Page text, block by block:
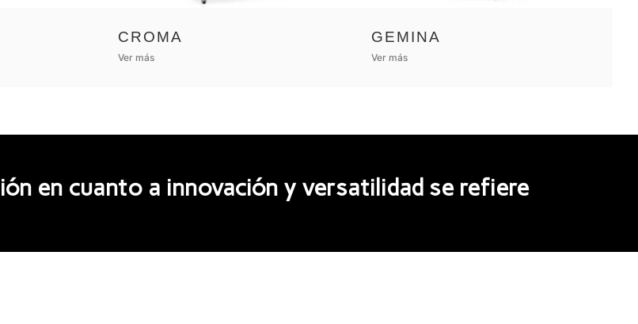
CROMA
Ver más
GEMINA
Ver más
en cuanto a innovación y versatilidad se refiere​